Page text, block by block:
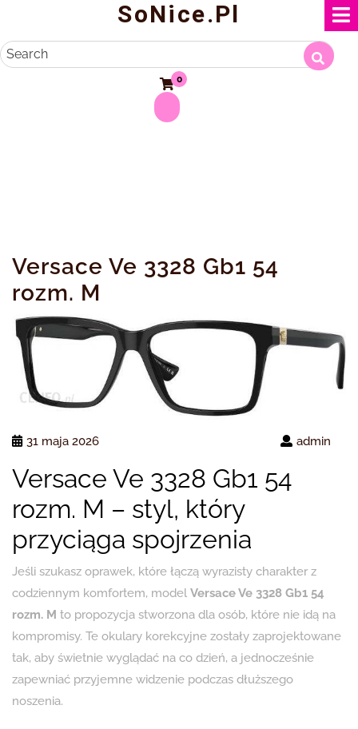
content
SoNice.pl
Search
0
Versace Ve 3328 Gb1 54
rozm. M
31 maja 2026 admin
Versace Ve 3328 Gb1 54
rozm. M – styl, który
przyciąga spojrzenia
Jeśli szukasz oprawek, które łączą wyrazisty charakter z
codziennym komfortem, model Versace Ve 3328 Gb1 54
rozm. M to propozycja stworzona dla osób, które nie idą na
kompromisy. Te okulary korekcyjne zostały zaprojektowane
tak, aby świetnie wyglądać na co dzień, a jednocześnie
zapewniać przyjemne widzenie podczas dłuższego
noszenia.